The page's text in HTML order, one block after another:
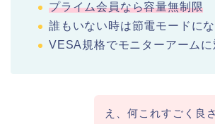
プライム会員なら容量無制限
誰もいない時は節電モードに
VESA規格でモニターアームに
え、何これすごく良